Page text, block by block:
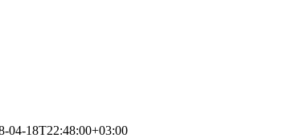
04-18T22:48:00+03:00